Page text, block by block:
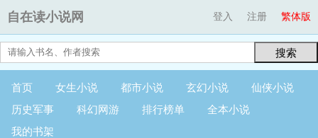
自在读小说网 繁体版
登入 注册
搜索
首页 女生小说 都市小说 玄幻小说
仙侠小说
历史军事
科幻网游 排行榜单
全本小说
我的书架